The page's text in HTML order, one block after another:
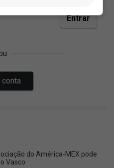
do América-MEX pode
Vasco